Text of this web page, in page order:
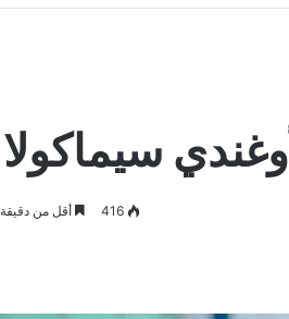
سيماكولا
416 أقل من دقيقة